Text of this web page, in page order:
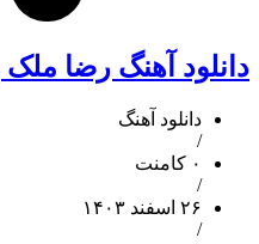
دانلود آهنگ رضا ملک
دانلود آهنگ
/
۰ کامنت
/
۲۶ اسفند ۱۴۰۳
/